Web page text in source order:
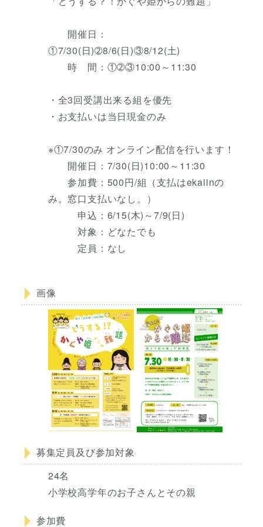
開催日：
①7/30(日)➁8/6(日)③8/12(土)
時 間：①➁③10:00～11:30
・全3回受講出来る組を優先
・お支払いは当日現金のみ
※①7/30のみ オンライン配信を行います！
開催日：7/30(日)10:00～11:30
参加費：500円/組（支払はekaiinの
み。窓口支払いなし。）
申込：6/15(木)～7/9(日)
対象：どなたでも
定員：なし
画像
募集定員及び参加対象
24名
小学校高学年のお子さんとその親
参加費